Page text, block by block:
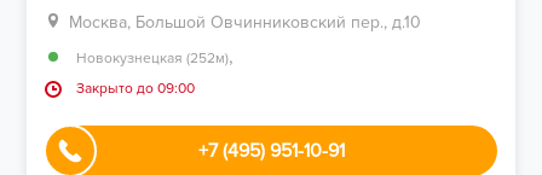
Москва, Большой Овчинниковский пер., д.10
Новокузнецкая (252м),
Закрыто до 09:00
+7 (495) 951-10-91